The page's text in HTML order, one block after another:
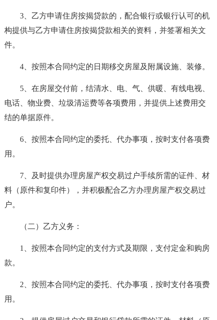
3、乙方申请住房按揭贷款的，配合银行或银行认可的机
构提供与乙方申请住房按揭贷款相关的资料，并签署相关文
件。
4、按照本合同约定的日期移交房屋及附属设施、装修。
5、在房屋交付前，结清水、电、气、供暖、有线电视、
电话、物业费、垃圾清运费等各项费用，并提供上述费用交
结的单据原件。
6、按照本合同约定的委托、代办事项，按时支付各项费
用。
7、及时提供办理房屋产权交易过户手续所需的证件、材
料（原件和复印件），并积极配合乙方办理房屋产权交易过
户。
（二）乙方义务：
1、按照本合同约定的支付方式及期限，支付定金和购房
款。
2、按照本合同约定的委托、代办事项，按时支付各项费
用。